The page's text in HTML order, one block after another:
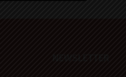
NEWSLETTER